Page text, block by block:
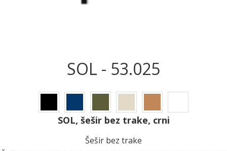
SOL - 53.025
SOL, šešir bez trake, crni
Šešir bez trake